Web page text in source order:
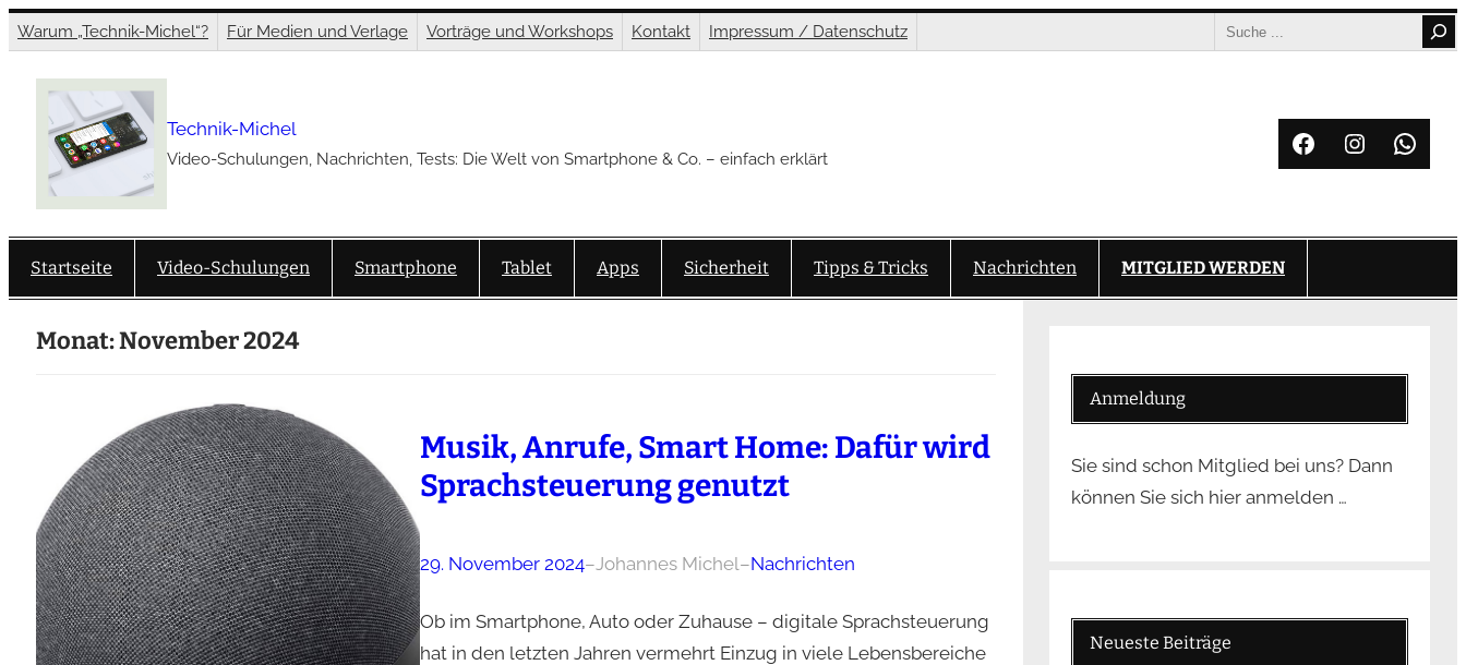
Zum
Inhalt
springen
Warum „Technik-Michel“? Für Medien und Verlage Vorträge und Workshops Kontakt Impressum / Datenschutz Search
Technik-Michel
Video-Schulungen, Nachrichten, Tests: Die Welt von Smartphone & Co. – einfach erklärt
Facebook
Instagram
Startseite Video-Schulungen Smartphone Tablet Apps Sicherheit Tipps & Tricks Nachrichten MITGLIED WERDEN
Monat:November 2024
Musik, Anrufe, Smart Home: Dafür wird
Sprachsteuerung genutzt
29. November 2024–Johannes Michel–Nachrichten
Ob im Smartphone, Auto oder Zuhause – digitale Sprachsteuerung
hat in den letzten Jahren vermehrt Einzug in viele Lebensbereiche
Anmeldung
Sie sind schon Mitglied bei uns? Dann
können Sie sich hier anmelden …
Neueste Beiträge